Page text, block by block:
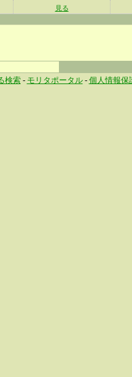
見る
検索- モリタポータル- 個人情報保